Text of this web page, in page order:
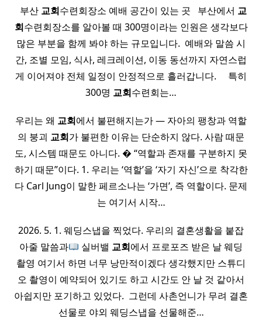
​ ​ 부산 교회수련회장소 예배 공간이 있는 곳 ​ ​ 부산에서 교
회수련회장소를 알아볼 때 300명이라는 인원은 생각보다
많은 부분을 함께 봐야 하는 규모입니다. ​ 예배와 말씀 시
간, 조별 모임, 식사, 레크레이션, 이동 동선까지 자연스럽
게 이어져야 전체 일정이 안정적으로 흘러갑니다. ​ ​ ​ ​ 특히
300명 교회수련회는…
우리는 왜 교회에서 불편해지는가 — 자아의 팽창과 역할
의 붕괴 교회가 불편한 이유는 단순하지 않다. 사람 때문
도, 시스템 때문도 아니다. � “역할과 존재를 구분하지 못
하기 때문”이다. 1. 우리는 ‘역할’을 ‘자기 자신’으로 착각한
다 Carl Jung이 말한 페르소나는 ‘가면’, 즉 역할이다. 문제
는 여기서 시작…
2026. 5. 1. 웨딩스냅을 찍었다. 우리의 결혼생활을 붙잡
아줄 말씀과
실버밸 교회에서 프로포즈 받은 날 웨딩
촬영 여기서 하면 너무 낭만적이겠다 생각했지만 스튜디
오 촬영이 예약되어 있기도 하고 시간도 안 날 것 같아서
아쉽지만 포기하고 있었다. ​ 그런데 사촌언니가 무려 결혼
선물로 야외 웨딩스냅을 선물해준…